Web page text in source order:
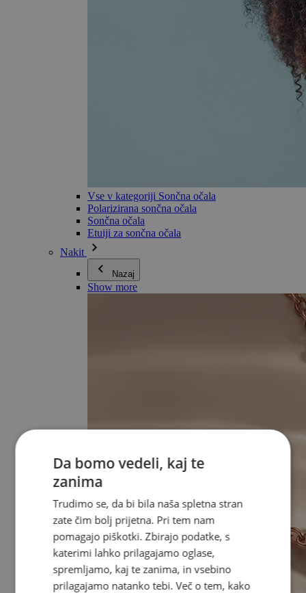
Vse v kategoriji Sončna očala
Polarizirana sončna očala
Sončna očala
Etuiji za sončna očala
Nakit
Nazaj
Show more
Da bomo vedeli, kaj te
zanima
Trudimo se, da bi bila naša spletna stran
zate čim bolj prijetna. Pri tem nam
pomagajo piškotki. Zbirajo podatke, s
katerimi lahko prilagajamo oglase,
spremljamo, kaj te zanima, in vsebino
prilagajamo natanko tebi. Več o tem, kako